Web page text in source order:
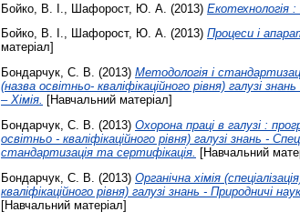
Бойко, В. І.
Шафорост, Ю. А. (2013) Екотехнологія :
Бойко, В. І., Шафорост, Ю. А. (2013) Процеси і
матеріал]
Бондарчук, С. В. (2013) Методологія і
(назва освітньо- кваліфікаційного рівня) галузі
– Хімія. [Навчальний матеріал]
Бондарчук, С. В. (2013) Охорона праці в галузі :
освітньо - кваліфікаційного рівня) галузі знань -
стандартизація та сертифікація. [Навчальний
Бондарчук, С. В. (2013) Органічна хімія
кваліфікаційного рівня) галузі знань - Природничі
[Навчальний матеріал]